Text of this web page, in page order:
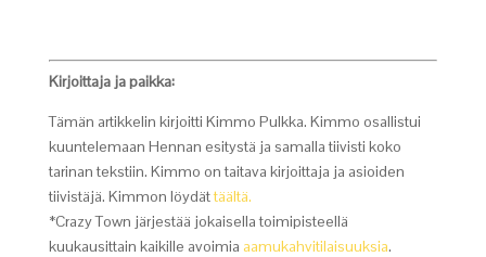
Kirjoittaja ja paikka:
Tämän artikkelin kirjoitti Kimmo Pulkka. Kimmo osallistui
kuuntelemaan Hennan esitystä ja samalla tiivisti koko
tarinan tekstiin. Kimmo on taitava kirjoittaja ja asioiden
tiivistäjä. Kimmon löydättäältä.
*Crazy Town järjestää jokaisella toimipisteellä
kuukausittain kaikille avoimia aamukahvitilaisuuksia.